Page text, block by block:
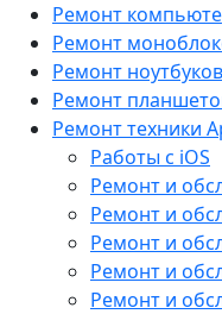
Ремонт
Ремонт
Ремонт ноутбуков
Ремонт
Ремонт техники
Работы с iOS
Ремонт и
Ремонт и
Ремонт и
Ремонт и
Ремонт и